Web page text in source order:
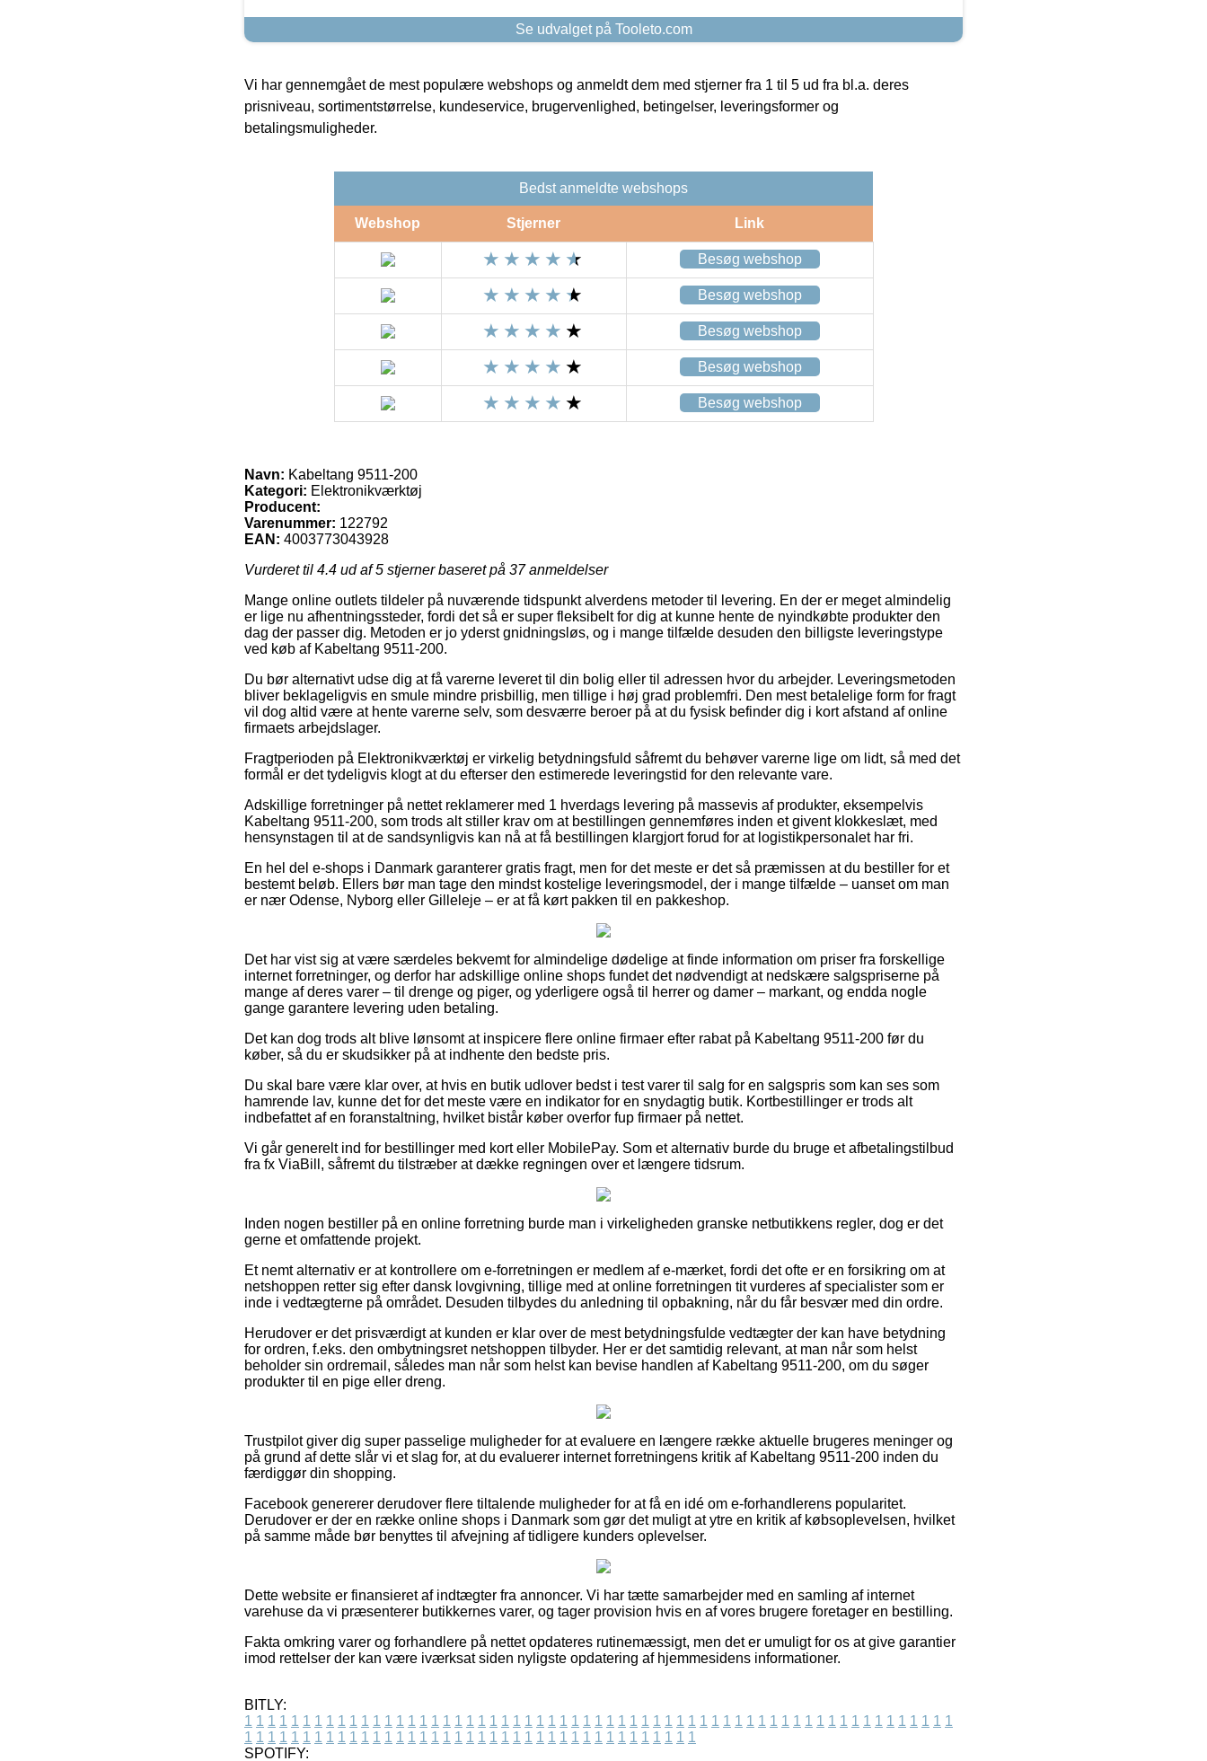
Se udvalget på Tooleto.com
Vi har gennemgået de mest populære webshops og anmeldt dem med stjerner fra 1 til 5 ud fra bl.a. deres
prisniveau, sortimentstørrelse, kundeservice, brugervenlighed, betingelser, leveringsformer og
betalingsmuligheder.
Bedst anmeldte webshops
Webshop Stjerner Link
Besøg webshop
Besøg webshop
Besøg webshop
Besøg webshop
Besøg webshop
Navn: Kabeltang 9511-200
Kategori: Elektronikværktøj
Producent:
Varenummer: 122792
EAN: 4003773043928
Vurderet til 4.4 ud af 5 stjerner baseret på 37anmeldelser
Mange online outlets tildeler på nuværende tidspunkt alverdens metoder til levering. En der er meget almindelig
er lige nu afhentningssteder, fordi det så er super fleksibelt for dig at kunne hente de nyindkøbte produkter den
dag der passer dig. Metoden er jo yderst gnidningsløs, og i mange tilfælde desuden den billigste leveringstype
ved køb af Kabeltang 9511-200.
Du bør alternativt udse dig at få varerne leveret til din bolig eller til adressen hvor du arbejder. Leveringsmetoden
bliver beklageligvis en smule mindre prisbillig, men tillige i høj grad problemfri. Den mest betalelige form for fragt
vil dog altid være at hente varerne selv, som desværre beroer på at du fysisk befinder dig i kort afstand af online
firmaets arbejdslager.
Fragtperioden på Elektronikværktøj er virkelig betydningsfuld såfremt du behøver varerne lige om lidt, så med det
formål er det tydeligvis klogt at du efterser den estimerede leveringstid for den relevante vare.
Adskillige forretninger på nettet reklamerer med 1 hverdags levering på massevis af produkter, eksempelvis
Kabeltang 9511-200, som trods alt stiller krav om at bestillingen gennemføres inden et givent klokkeslæt, med
hensynstagen til at de sandsynligvis kan nå at få bestillingen klargjort forud for at logistikpersonalet har fri.
En hel del e-shops i Danmark garanterer gratis fragt, men for det meste er det så præmissen at du bestiller for et
bestemt beløb. Ellers bør man tage den mindst kostelige leveringsmodel, der i mange tilfælde – uanset om man
er nær Odense, Nyborg eller Gilleleje – er at få kørt pakken til en pakkeshop.
Det har vist sig at være særdeles bekvemt for almindelige dødelige at finde information om priser fra forskellige
internet forretninger, og derfor har adskillige online shops fundet det nødvendigt at nedskære salgspriserne på
mange af deres varer – til drenge og piger, og yderligere også til herrer og damer – markant, og endda nogle
gange garantere levering uden betaling.
Det kan dog trods alt blive lønsomt at inspicere flere online firmaer efter rabat på Kabeltang 9511-200 før du
køber, så du er skudsikker på at indhente den bedste pris.
Du skal bare være klar over, at hvis en butik udlover bedst i test varer til salg for en salgspris som kan ses som
hamrende lav, kunne det for det meste være en indikator for en snydagtig butik. Kortbestillinger er trods alt
indbefattet af en foranstaltning, hvilket bistår køber overfor fup firmaer på nettet.
Vi går generelt ind for bestillinger med kort eller MobilePay. Som et alternativ burde du bruge et afbetalingstilbud
fra fx ViaBill, såfremt du tilstræber at dække regningen over et længere tidsrum.
Inden nogen bestiller på en online forretning burde man i virkeligheden granske netbutikkens regler, dog er det
gerne et omfattende projekt.
Et nemt alternativ er at kontrollere om e-forretningen er medlem af e-mærket, fordi det ofte er en forsikring om at
netshoppen retter sig efter dansk lovgivning, tillige med at online forretningen tit vurderes af specialister som er
inde i vedtægterne på området. Desuden tilbydes du anledning til opbakning, når du får besvær med din ordre.
Herudover er det prisværdigt at kunden er klar over de mest betydningsfulde vedtægter der kan have betydning
for ordren, f.eks. den ombytningsret netshoppen tilbyder. Her er det samtidig relevant, at man når som helst
beholder sin ordremail, således man når som helst kan bevise handlen af Kabeltang 9511-200, om du søger
produkter til en pige eller dreng.
Trustpilot giver dig super passelige muligheder for at evaluere en længere række aktuelle brugeres meninger og
på grund af dette slår vi et slag for, at du evaluerer internet forretningens kritik af Kabeltang 9511-200 inden du
færdiggør din shopping.
Facebook genererer derudover flere tiltalende muligheder for at få en idé om e-forhandlerens popularitet.
Derudover er der en række online shops i Danmark som gør det muligt at ytre en kritik af købsoplevelsen, hvilket
på samme måde bør benyttes til afvejning af tidligere kunders oplevelser.
Dette website er finansieret af indtægter fra annoncer. Vi har tætte samarbejder med en samling af internet
varehuse da vi præsenterer butikkernes varer, og tager provision hvis en af vores brugere foretager en bestilling.
Fakta omkring varer og forhandlere på nettet opdateres rutinemæssigt, men det er umuligt for os at give garantier
imod rettelser der kan være iværksat siden nyligste opdatering af hjemmesidens informationer.
BITLY:
1 1 1 1 1 1 1 1 1 1 1 1 1 1 1 1 1 1 1 1 1 1 1 1 1 1 1 1 1 1 1 1 1 1 1 1 1 1 1 1 1 1 1 1 1 1 1 1 1 1 1 1 1 1 1 1 1 1 1 1 1
1 1 1 1 1 1 1 1 1 1 1 1 1 1 1 1 1 1 1 1 1 1 1 1 1 1 1 1 1 1 1 1 1 1 1 1 1 1 1
SPOTIFY: